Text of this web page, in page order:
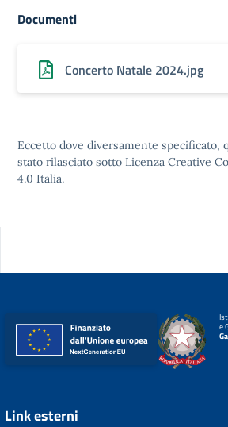
Documenti
Concerto Natale 2024.jpg
Eccetto dove diversamente specificato,
stato rilasciato sotto Licenza Creative
4.0 Italia.
e
Link esterni